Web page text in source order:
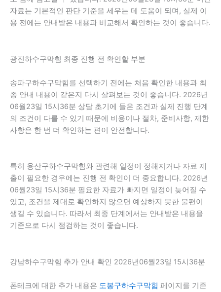
자료는 기본적인 판단 기준을 세우는 데 도움이 되며, 실제 이
용 전에는 안내받은 내용과 비교해서 확인하는 것이 좋습니다.
광진하수구막힘 최종 진행 전 확인할 부분
송파구하수구막힘를 선택하기 전에는 처음 확인한 내용과 최
종 안내 내용이 같은지 다시 살펴보는 것이 좋습니다. 2026년
06월23일 15시36분 상담 초기에 들은 조건과 실제 진행 단계
의 조건이 다를 수 있기 때문에 비용이나 절차, 준비사항, 제한
사항은 한 번 더 확인하는 편이 안전합니다.
특히 용산구하수구막힘와 관련해 일정이 정해지거나 자료 제
출이 필요한 경우에는 진행 전 확인이 더 중요합니다. 2026년
06월23일 15시36분 필요한 자료가 빠지면 일정이 늦어질 수
있고, 조건을 제대로 확인하지 않으면 예상하지 못한 불편이
생길 수 있습니다. 따라서 최종 단계에서는 안내받은 내용을
기준으로 다시 점검하는 것이 좋습니다.
강남하수구막힘 추가 안내 확인 2026년06월23일 15시36분
폰테크에 대한 추가 내용은 도봉구하수구막힘 페이지를 기준